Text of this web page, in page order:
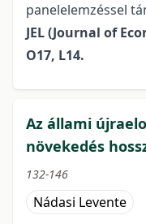
panelelemzéssel
JEL (Journal of
O17, L14.
Az állami
növekedés
132-146
Nádasi Levente